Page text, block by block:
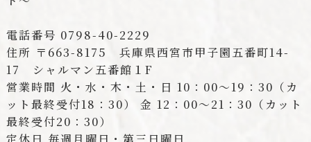
電話番号 0798-40-2229
住所 〒663-8175 兵庫県西宮市甲子園五番町14-
17 シャルマン五番館１F
営業時間 火・水・木・土・日 10：00～19：30（カ
ット最終受付18：30） 金 12：00～21：30（カット
最終受付20：30）
定休日 毎週月曜日・第三日曜日